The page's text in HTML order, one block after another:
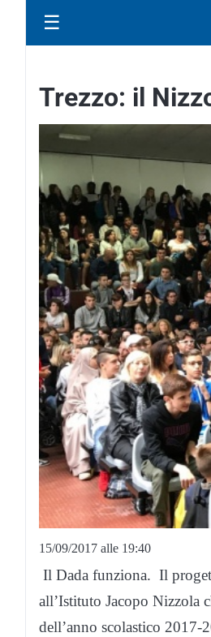
☰
Trezzo: il
15/09/2017 alle 19:40
Il Dada funziona. Il
all’Istituto Jacopo Nizzola
dell’anno scolastico 2017-